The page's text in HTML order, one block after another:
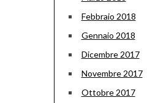
Febbraio 2018
Gennaio 2018
Dicembre 2017
Novembre 2017
Ottobre 2017